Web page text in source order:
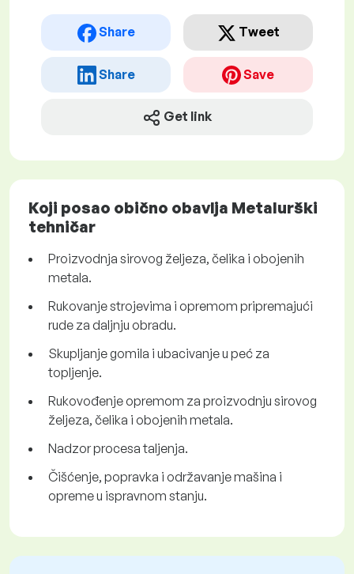
Share Tweet
Share Save
Get link
Koji posao obično obavlja Metalurški
tehničar
Proizvodnja sirovog željeza, čelika i obojenih
metala.
Rukovanje strojevima i opremom pripremajući
rude za daljnju obradu.
Skupljanje gomila i ubacivanje u peć za
topljenje.
Rukovođenje opremom za proizvodnju sirovog
željeza, čelika i obojenih metala.
Nadzor procesa taljenja.
Čišćenje, popravka i održavanje mašina i
opreme u ispravnom stanju.